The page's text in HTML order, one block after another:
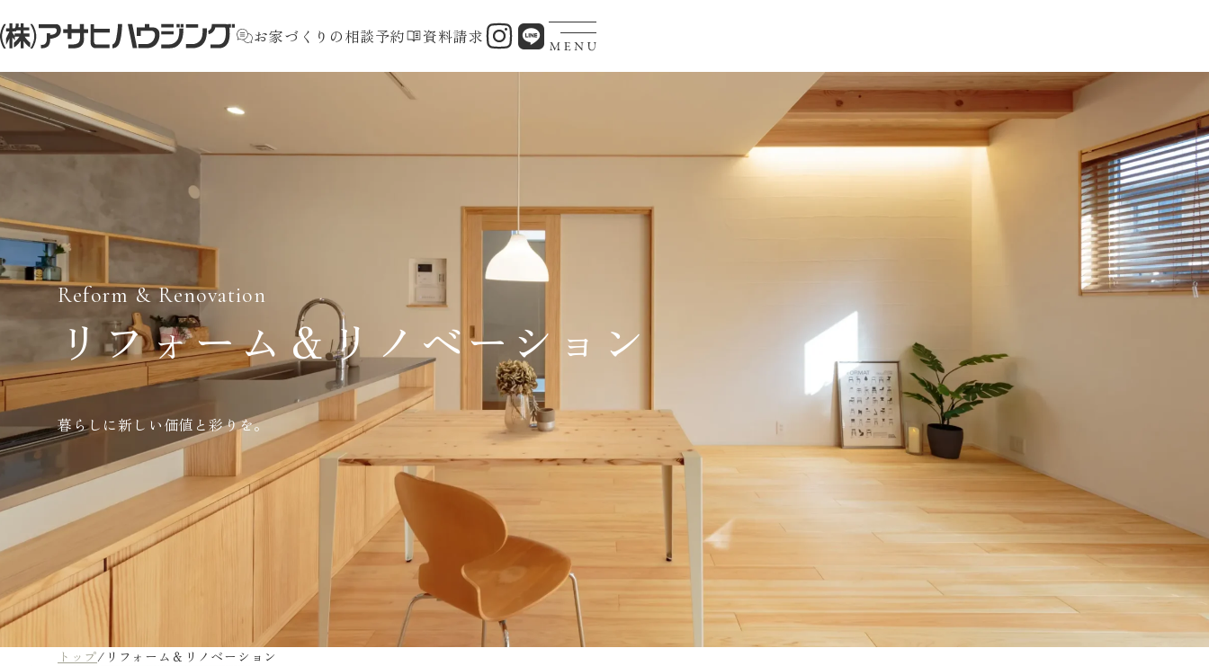
お家づくりの相談予約 資料請求
Reform & Renovation
リフォーム＆リノベーション
暮らしに新しい価値と彩りを。
トップ/ リフォーム＆リノベーション